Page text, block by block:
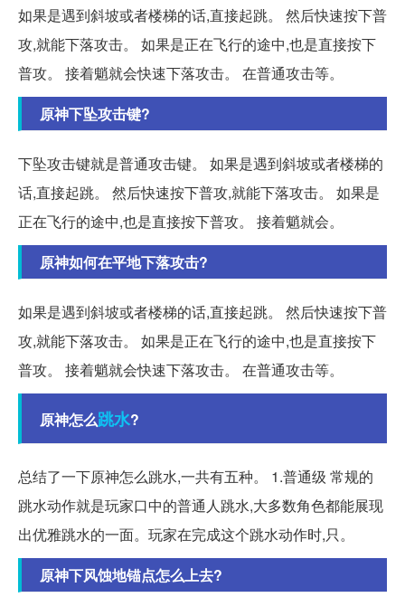
如果是遇到斜坡或者楼梯的话,直接起跳。 然后快速按下普
攻,就能下落攻击。 如果是正在飞行的途中,也是直接按下
普攻。 接着魈就会快速下落攻击。 在普通攻击等。
原神下坠攻击键?
下坠攻击键就是普通攻击键。 如果是遇到斜坡或者楼梯的
话,直接起跳。 然后快速按下普攻,就能下落攻击。 如果是
正在飞行的途中,也是直接按下普攻。 接着魈就会。
原神如何在平地下落攻击?
如果是遇到斜坡或者楼梯的话,直接起跳。 然后快速按下普
攻,就能下落攻击。 如果是正在飞行的途中,也是直接按下
普攻。 接着魈就会快速下落攻击。 在普通攻击等。
原神怎么跳水?
总结了一下原神怎么跳水,一共有五种。 1.普通级 常规的
跳水动作就是玩家口中的普通人跳水,大多数角色都能展现
出优雅跳水的一面。玩家在完成这个跳水动作时,只。
原神下风蚀地锚点怎么上去?